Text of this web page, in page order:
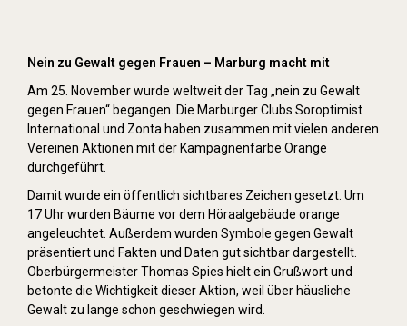
Nein zu Gewalt gegen Frauen – Marburg macht mit
Am 25. November wurde weltweit der Tag „nein zu Gewalt
gegen Frauen“ begangen. Die Marburger Clubs Soroptimist
International und Zonta haben zusammen mit vielen anderen
Vereinen Aktionen mit der Kampagnenfarbe Orange
durchgeführt.
Damit wurde ein öffentlich sichtbares Zeichen gesetzt. Um
17 Uhr wurden Bäume vor dem Höraalgebäude orange
angeleuchtet. Außerdem wurden Symbole gegen Gewalt
präsentiert und Fakten und Daten gut sichtbar dargestellt.
Oberbürgermeister Thomas Spies hielt ein Grußwort und
betonte die Wichtigkeit dieser Aktion, weil über häusliche
Gewalt zu lange schon geschwiegen wird.